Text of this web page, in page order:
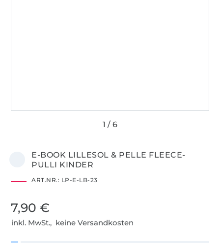
E-BOOK LILLESOL & PELLE FLEECE-
PULLI KINDER
ART.NR.: LP-E-LB-23
7,90 €
inkl. MwSt., keine Versandkosten